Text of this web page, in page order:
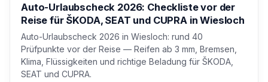
Auto-Urlaubscheck 2026: Checkliste vor der
Reise für ŠKODA, SEAT und CUPRA in Wiesloch
Auto-Urlaubscheck 2026 in Wiesloch: rund 40
Prüfpunkte vor der Reise — Reifen ab 3 mm, Bremsen,
Klima, Flüssigkeiten und richtige Beladung für ŠKODA,
SEAT und CUPRA.